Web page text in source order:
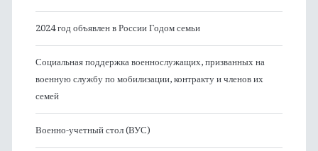
2024 год объявлен в России Годом семьи
Социальная поддержка военнослужащих, призванных на
военную службу по мобилизации, контракту и членов их
семей
Военно-учетный стол (ВУС)